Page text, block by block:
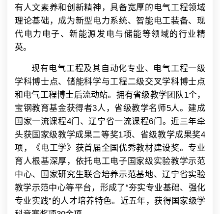
有人文素养和创新精神，具备宽厚的电气工程领域
理论基础，成为新型电力系统、智能电工装备、现
代电力电子、新能源发电与储能等领域的行业精
英。
现有电气工程及其自动化专业、电气工程一级
学科博士点、储能科学与工程二级交叉学科博士点
和电气工程博士后流动站。拥有省级教学团队1个，
宝钢教育基金获得者3人，省级教学名师5人。建成
国家一流课程4门、辽宁省一流课程6门。近三年牵
头获国家级教学成果二等奖1项、省级教学成果奖4
项，《电工学》获首届全国优秀教材建设奖。专业
育人根基深厚，依托电工电子国家级实验教学示范
中心、国家研究生联合培养示范基地、辽宁省实验
教学示范中心等平台，形成了“夯实专业基础、强化
专业实践”的人才培养特色。近五年，获得国家级学